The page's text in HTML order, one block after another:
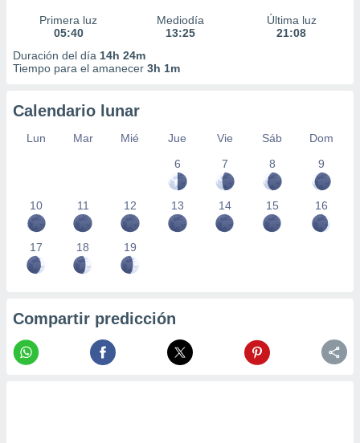
Primera luz
05:40
Mediodía
13:25
Última luz
21:08
Duración del día 14h 24m
Tiempo para el amanecer 3h 1m
Calendario lunar
Lun Mar Mié Jue Vie Sáb
Dom
6
7 8 9
10 11 12 13 14 15 16
17 18 19
Compartir predicción